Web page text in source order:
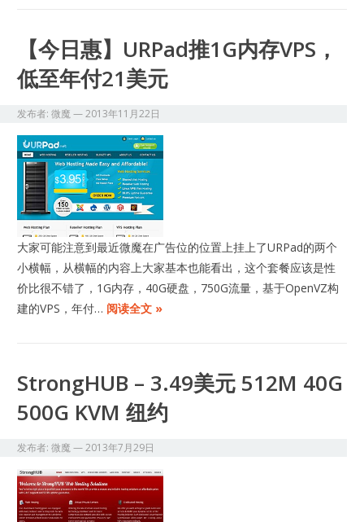
【今日惠】URPad推1G内存VPS，
低至年付21美元
发布者:微魔—2013年11月22日
大家可能注意到最近微魔在广告位的位置上挂上了URPad的两个
小横幅，从横幅的内容上大家基本也能看出，这个套餐应该是性
价比很不错了，1G内存，40G硬盘，750G流量，基于OpenVZ构
建的VPS，年付… 阅读全文 »
StrongHUB – 3.49美元 512M 40G
500G KVM 纽约
发布者:微魔 —2013年7月29日